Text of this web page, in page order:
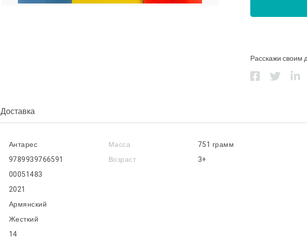
Расскажи своим
Доставка
Антарес
9789939766591
00051483
2021
Армянский
Жесткий
14
Масса
751 грамм
Возраст
3+